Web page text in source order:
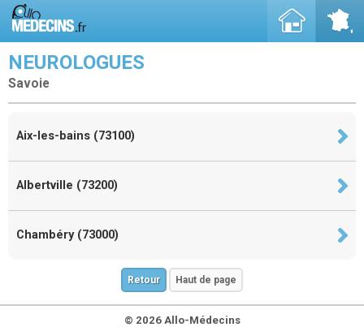
NEUROLOGUES
Savoie
Aix-les-bains (73100)
Albertville (73200)
Chambéry (73000)
Retour Haut de page
© 2026 Allo-Médecins